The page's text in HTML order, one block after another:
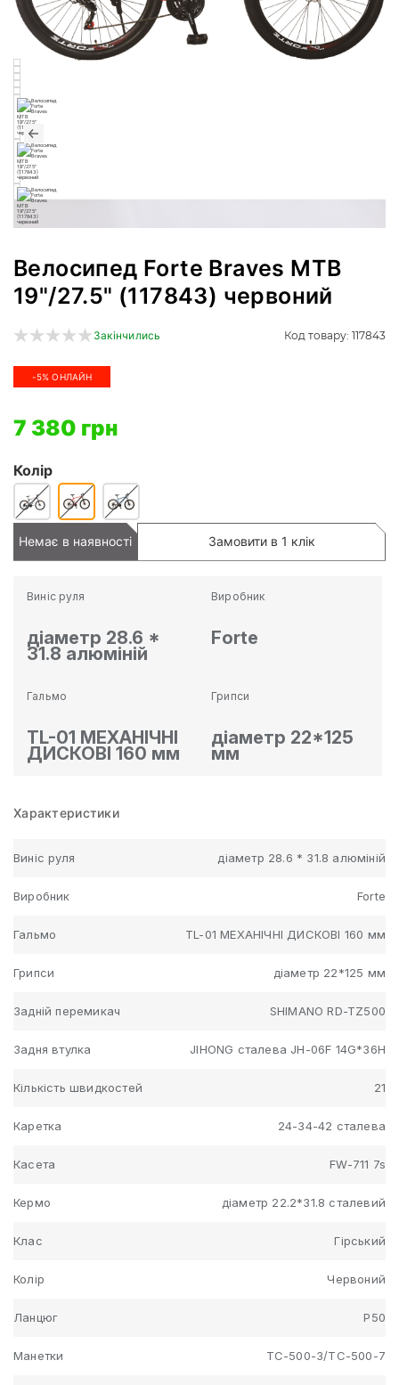
Велосипед Forte Braves МТВ
19"/27.5" (117843) червоний
Закінчились Код товару: 117843
-5% ОНЛАЙН
7 380 грн
Колір
Немає в наявності Замовити в 1 клік
Виніс руля
діаметр 28.6 *
31.8 алюміній
Виробник
Forte
Гальмо
TL-01 МЕХАНІЧНІ
ДИСКОВІ 160 мм
Грипси
діаметр 22*125
мм
Характеристики
Виніс руля діаметр 28.6 * 31.8 алюміній
Виробник Forte
Гальмо TL-01 МЕХАНІЧНІ ДИСКОВІ 160 мм
Грипси діаметр 22*125 мм
Задній перемикач SHIMANO RD-TZ500
Задня втулка JIHONG сталева JH-06F 14G*36H
Кількість швидкостей 21
Каретка 24-34-42 сталева
Касета FW-711 7s
Кермо діаметр 22.2*31.8 сталевий
Клас Гірський
Колір Червоний
Ланцюг Р50
Манетки TC-500-3/TC-500-7